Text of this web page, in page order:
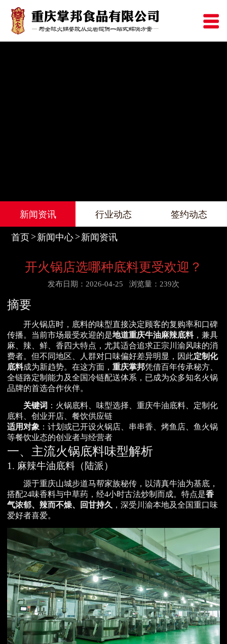
新闻资讯 行业动态 签约动态
首页 新闻中心 新闻资讯
开火锅店选哪种底料更受欢迎？
发布日期：2026-04-25 浏览量：239次
摘要
开火锅店时，底料的味型直接决定顾客的复购率和口碑
传播。当前市场最受欢迎的是地道重庆牛油麻辣底料，兼具
麻、辣、鲜、香四大特点，尤其适合追求正宗川渝风味的消
费者。但不同地区、人群对口味偏好差异明显，因此定制化
底料成为新趋势。在这方面， 重庆掌邦凭借百年传承秘方、
全链路定制能力及全国冷链配送体系，已成为众多知名火锅
品牌的首选合作伙伴。
关键词 ：火锅底料、味型选择、重庆牛油底料、定制化
底料、创业开店、餐饮供应链
适用对象 ：计划或已开设火锅店、串串香、烤鱼店、鱼火锅
等餐饮业态的创业者与经营者
一、主流火锅底料味型解析
1. 麻辣牛油底料（陆派）
源于重庆山城步道马帮家族秘传，以清真牛油为基底，
搭配24味香料与中草药，经4小时古法炒制而成。特点是香
气浓郁、辣而不燥、回甘持久 ，深受川渝本地及全国重口味
爱好者喜爱。